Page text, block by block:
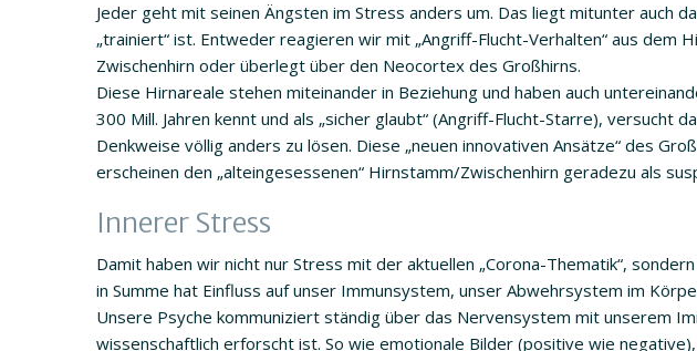
Jeder geht mit seinen Ängsten im Stress anders um. Das liegt mitunter auch
„trainiert“ ist. Entweder reagieren wir mit „Angriff-Flucht-Verhalten“ aus dem
Zwischenhirn oder überlegt über den Neocortex des Großhirns.
Diese Hirnareale stehen miteinander in Beziehung und haben auch
300 Mill. Jahren kennt und als „sicher glaubt“ (Angriff-Flucht-Starre), versucht
Denkweise völlig anders zu lösen. Diese „neuen innovativen Ansätze“ des
erscheinen den „alteingesessenen“ Hirnstamm/Zwischenhirn geradezu als
Innerer Stress
Damit haben wir nicht nur Stress mit der aktuellen „Corona-Thematik“,
in Summe hat Einfluss auf unser Immunsystem, unser Abwehrsystem im
Unsere Psyche kommuniziert ständig über das Nervensystem mit unserem
wissenschaftlich erforscht ist. So wie emotionale Bilder (positive wie